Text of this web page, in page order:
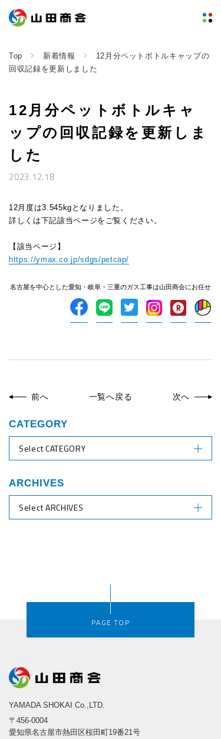
Top 新着情報
12月分ペットボトルキャップの
回収記録を更新しました
12月分ペットボトルキャ
ップの回収記録を更新しま
した
2023.12.18
12月度は3.545kgとなりました。
詳しくは下記該当ページをご覧ください。
【該当ページ】
https://ymax.co.jp/sdgs/petcap/
名古屋を中心とした愛知・岐阜・三重のガス工事は山田商会にお任せ
前へ 一覧へ戻る 次へ
CATEGORY
Select CATEGORY
ARCHIVES
Select ARCHIVES
PAGE TOP
YAMADA SHOKAI Co.,LTD.
〒456-0004
愛知県名古屋市熱田区桜田町19番21号